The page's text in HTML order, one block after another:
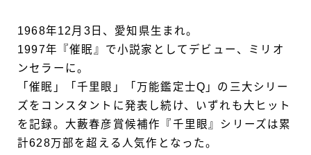
1968年12月3日、愛知県生まれ。
1997年『催眠』で小説家としてデビュー、ミリオ
ンセラーに。
「催眠」「千里眼」「万能鑑定士Q」の三大シリー
ズをコンスタントに発表し続け、いずれも大ヒット
を記録。大藪春彦賞候補作『千里眼』シリーズは累
計628万部を超える人気作となった。